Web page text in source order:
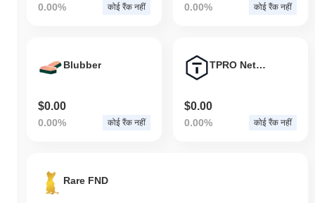
0.00% कोई रैंक नहीं 0.00% कोई रैंक नहीं
Blubber
$0.00
0.00% कोई रैंक नहीं
TPRO Network
$0.00
0.00% कोई रैंक नहीं
Rare FND